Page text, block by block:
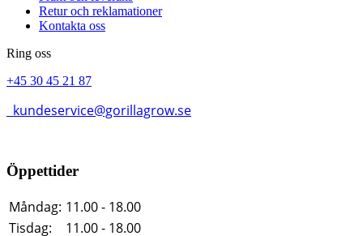
Retur och reklamationer
Kontakta oss
Ring oss
+45 30 45 21 87
kundeservice@gorillagrow.se
Öppettider
Måndag: 11.00 - 18.00
Tisdag:
11.00 - 18.00